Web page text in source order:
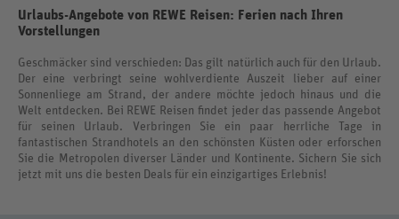
Urlaubs-Angebote von REWE Reisen: Ferien nach Ihren
Vorstellungen
Geschmäcker sind verschieden: Das gilt natürlich auch für den Urlaub.
Der eine verbringt seine wohlverdiente Auszeit lieber auf einer
Sonnenliege am Strand, der andere möchte jedoch hinaus und die
Welt entdecken. Bei REWE Reisen findet jeder das passende Angebot
für seinen Urlaub. Verbringen Sie ein paar herrliche Tage in
fantastischen Strandhotels an den schönsten Küsten oder erforschen
Sie die Metropolen diverser Länder und Kontinente. Sichern Sie sich
jetzt mit uns die besten Deals für ein einzigartiges Erlebnis!